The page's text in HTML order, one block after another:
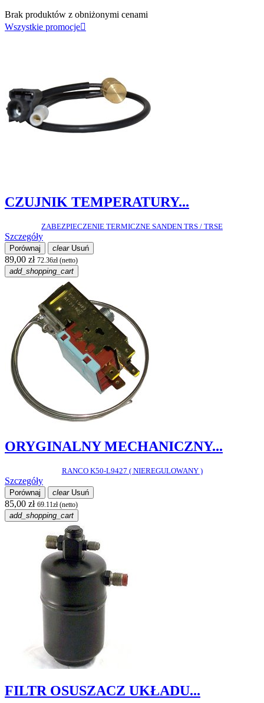
Brak produktów z obniżonymi cenami
Wszystkie promocje
CZUJNIK TEMPERATURY...
ZABEZPIECZENIE TERMICZNE SANDEN TRS / TRSE
Szczegóły
Porównaj clearUsuń
89,00 zł 72.36zł (netto)
add_shopping_cart
ORYGINALNY MECHANICZNY...
RANCO K50-L9427 ( NIEREGULOWANY )
Szczegóły
Porównaj clearUsuń
85,00 zł 69.11zł (netto)
add_shopping_cart
FILTR OSUSZACZ UKŁADU...